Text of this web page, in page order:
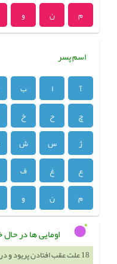
م
ن و
اسم پسر
آ ا ب
چ
ح خ
ژ
س ش
ع
غ ف
م
ن و
اومایی ها در
14 سوال رایج شما درباره اسپرم